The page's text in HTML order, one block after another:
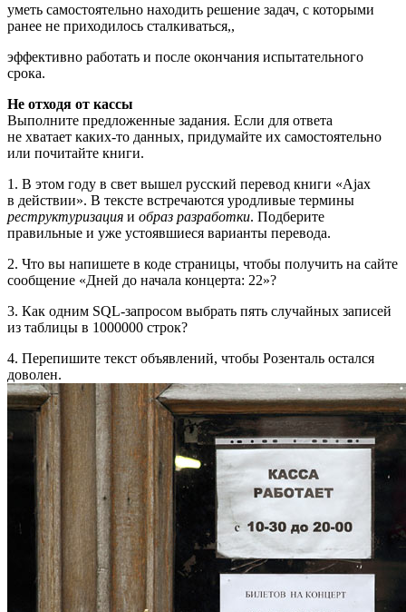
уметь самостоятельно находить решение задач, с которыми
ранее не приходилось сталкиваться,,
эффективно работать и после окончания испытательного
срока.
Не отходя от кассы
Выполните предложенные задания. Если для ответа
не хватает каких-то данных, придумайте их самостоятельно
или почитайте книги.
1. В этом году в свет вышел русский перевод книги «Ajax
в действии». В тексте встречаются уродливые термины
реструктуризация и образ разработки. Подберите
правильные и уже устоявшиеся варианты перевода.
2. Что вы напишете в коде страницы, чтобы получить на сайте
сообщение «Дней до начала концерта: 22»?
3. Как одним SQL-запросом выбрать пять случайных записей
из таблицы в 1000000 строк?
4. Перепишите текст объявлений, чтобы Розенталь остался
доволен.